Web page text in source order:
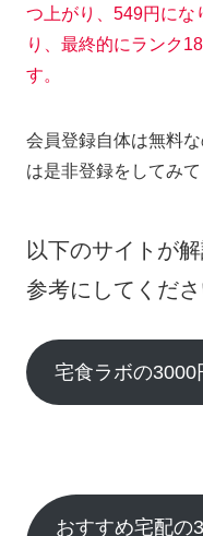
つ上がり、549円にな
り、最終的にランク
す。
会員登録自体は無料
は是非登録をしてみて
以下のサイトが
参考にしてくださ
宅食ラボの3000
おすすめ宅配の